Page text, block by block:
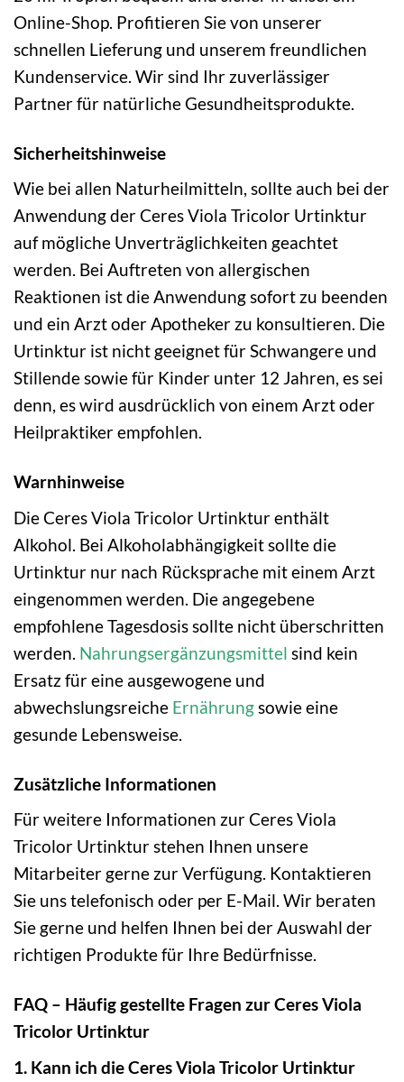
Online-Shop. Profitieren Sie von unserer
schnellen Lieferung und unserem freundlichen
Kundenservice. Wir sind Ihr zuverlässiger
Partner für natürliche Gesundheitsprodukte.
Sicherheitshinweise
Wie bei allen Naturheilmitteln, sollte auch bei der
Anwendung der Ceres Viola Tricolor Urtinktur
auf mögliche Unverträglichkeiten geachtet
werden. Bei Auftreten von allergischen
Reaktionen ist die Anwendung sofort zu beenden
und ein Arzt oder Apotheker zu konsultieren. Die
Urtinktur ist nicht geeignet für Schwangere und
Stillende sowie für Kinder unter 12 Jahren, es sei
denn, es wird ausdrücklich von einem Arzt oder
Heilpraktiker empfohlen.
Warnhinweise
Die Ceres Viola Tricolor Urtinktur enthält
Alkohol. Bei Alkoholabhängigkeit sollte die
Urtinktur nur nach Rücksprache mit einem Arzt
eingenommen werden. Die angegebene
empfohlene Tagesdosis sollte nicht überschritten
werden. Nahrungsergänzungsmittel sind kein
Ersatz für eine ausgewogene und
abwechslungsreiche Ernährungsowie eine
gesunde Lebensweise.
Zusätzliche Informationen
Für weitere Informationen zur Ceres Viola
Tricolor Urtinktur stehen Ihnen unsere
Mitarbeiter gerne zur Verfügung. Kontaktieren
Sie uns telefonisch oder per E-Mail. Wir beraten
Sie gerne und helfen Ihnen bei der Auswahl der
richtigen Produkte für Ihre Bedürfnisse.
FAQ – Häufig gestellte Fragen zur Ceres Viola
Tricolor Urtinktur
1. Kann ich die Ceres Viola Tricolor Urtinktur